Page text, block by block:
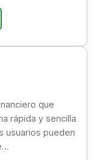
que
rápida y sencilla
usuarios pueden